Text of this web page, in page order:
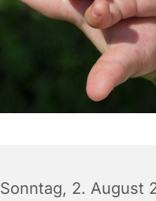
Sonntag, 2. August